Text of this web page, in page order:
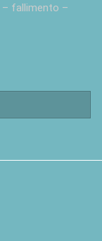
– fallimento –